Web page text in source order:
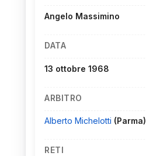
Angelo Massimino
DATA
13 ottobre 1968
ARBITRO
Alberto Michelotti (Parma)
RETI